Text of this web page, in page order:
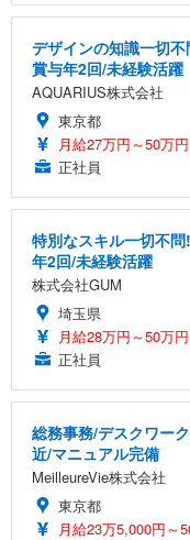
デザインの知識一切
賞与年2回/未経験活躍
AQUARIUS株式会社
東京都
月給27万円～50万円
正社員
特別なスキル一切不
年2回/未経験活躍
株式会社GUM
埼玉県
月給28万円～50万円
正社員
総務事務/デスクワー
近/マニュアル完備
MeilleureVie株式会社
東京都
月給23万5,000円～